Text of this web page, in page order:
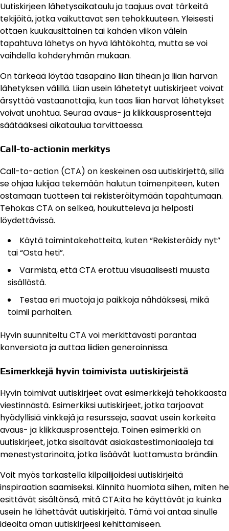
Uutiskirjeen lähetysaikataulu ja taajuus ovat tärkeitä
tekijöitä, jotka vaikuttavat sen tehokkuuteen. Yleisesti
ottaen kuukausittainen tai kahden viikon välein
tapahtuva lähetys on hyvä lähtökohta, mutta se voi
vaihdella kohderyhmän mukaan.
On tärkeää löytää tasapaino liian tiheän ja liian harvan
lähetyksen välillä. Liian usein lähetetyt uutiskirjeet voivat
ärsyttää vastaanottajia, kun taas liian harvat lähetykset
voivat unohtua. Seuraa avaus- ja klikkausprosentteja
säätääksesi aikataulua tarvittaessa.
Call-to-actionin merkitys
Call-to-action (CTA) on keskeinen osa uutiskirjettä, sillä
se ohjaa lukijaa tekemään halutun toimenpiteen, kuten
ostamaan tuotteen tai rekisteröitymään tapahtumaan.
Tehokas CTA on selkeä, houkutteleva ja helposti
löydettävissä.
Käytä toimintakehotteita, kuten “Rekisteröidy nyt”
tai “Osta heti”.
Varmista, että CTA erottuu visuaalisesti muusta
sisällöstä.
Testaa eri muotoja ja paikkoja nähdäksesi, mikä
toimii parhaiten.
Hyvin suunniteltu CTA voi merkittävästi parantaa
konversiota ja auttaa liidien generoinnissa.
Esimerkkejä hyvin toimivista uutiskirjeistä
Hyvin toimivat uutiskirjeet ovat esimerkkejä tehokkaasta
viestinnästä. Esimerkiksi uutiskirjeet, jotka tarjoavat
hyödyllisiä vinkkejä ja resursseja, saavat usein korkeita
avaus- ja klikkausprosentteja. Toinen esimerkki on
uutiskirjeet, jotka sisältävät asiakastestimoniaaleja tai
menestystarinoita, jotka lisäävät luottamusta brändiin.
Voit myös tarkastella kilpailijoidesi uutiskirjeitä
inspiraation saamiseksi. Kiinnitä huomiota siihen, miten he
esittävät sisältönsä, mitä CTA:ita he käyttävät ja kuinka
usein he lähettävät uutiskirjeitä. Tämä voi antaa sinulle
ideoita oman uutiskirjeesi kehittämiseen.